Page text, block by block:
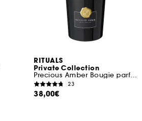
RITUALS
Private Collection
Precious Amber Bougie parfumée
23
38,00€